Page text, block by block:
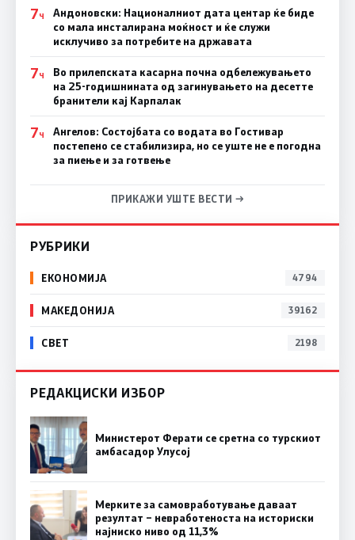
7Ч
Андоновски: Националниот дата центар ќе биде
со мала инсталирана моќност и ќе служи
исклучиво за потребите на државата
7Ч
Во прилепската касарна почна одбележувањето
на 25-годишнината од загинувањето на десетте
бранители кај Карпалак
7Ч
Ангелов: Состојбата со водата во Гостивар
постепено се стабилизира, но се уште не е погодна
за пиење и за готвење
ПРИКАЖИ УШТЕ ВЕСТИ →
РУБРИКИ
ЕКОНОМИЈА 4794
МАКЕДОНИЈА 39162
СВЕТ 2198
РЕДАКЦИСКИ ИЗБОР
Министерот Ферати се сретна со турскиот
амбасадор Улусој
Мерките за самовработување даваат
резултат – невработеноста на историски
најниско ниво од 11,3%